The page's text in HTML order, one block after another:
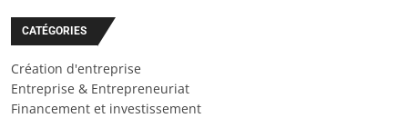
CATÉGORIES
Création d'entreprise
Entreprise & Entrepreneuriat
Financement et investissement